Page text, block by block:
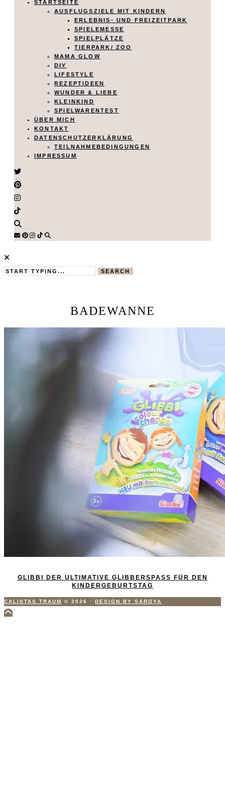
STARTSEITE
AUSFLUGSZIELE MIT KINDERN
ERLEBNIS- UND FREIZEITPARK
SPIELEMESSE
SPIELPLÄTZE
TIERPARK/ ZOO
MAMA GLOW
DIY
LIFESTYLE
REZEPTIDEEN
WUNDER & LIEBE
KLEINKIND
SPIELWARENTEST
ÜBER MICH
KONTAKT
DATENSCHUTZERKLÄRUNG
TEILNAHMEBEDINGUNGEN
IMPRESSUM
SEARCH
BADEWANNE
GLIBBI DER ULTIMATIVE GLIBBERSPASS FÜR DEN K
INDERGEBURTSTAG
CALISTAS TRAUM © 2026 · DESIGN BY SAROYA
Scroll